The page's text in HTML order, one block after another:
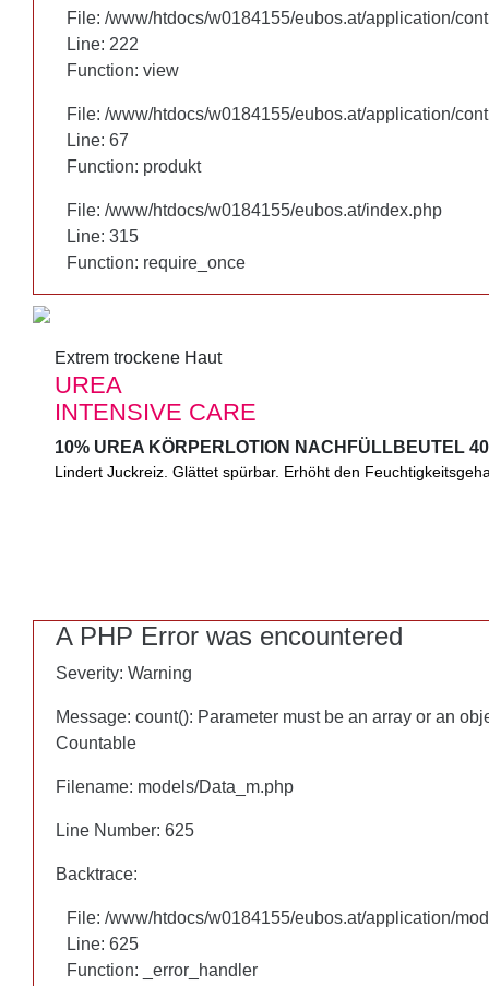
File: /www/htdocs/w0184155/eubos.at/application/
Line: 222
Function: view
File: /www/htdocs/w0184155/eubos.at/application/
Line: 67
Function: produkt
File: /www/htdocs/w0184155/eubos.at/index.php
Line: 315
Function: require_once
Extrem trockene Haut
UREA
INTENSIVE CARE
10% UREA KÖRPERLOTION NACHFÜLLBEUTEL
10% UREA KÖRPERLOTION Lindert Juckreiz. Glättet
File: /www/htdocs/w0184155/eubos.at/application/
Line: 222
Function: view
File: /www/htdocs/w0184155/eubos.at/application/
Line: 67
Function: produkt
File: /www/htdocs/w0184155/eubos.at/index.php
Line: 315
Function: require_once
Extrem trockene Haut
UREA
INTENSIVE CARE
10% UREA KÖRPERLOTION NACHFÜLLBEUTEL
Lindert Juckreiz. Glättet spürbar. Erhöht den
A PHP Error was encountered
Severity: Warning
Message: count(): Parameter must be an array or an
Countable
Filename: models/Data_m.php
Line Number: 625
Backtrace:
File: /www/htdocs/w0184155/eubos.at/application/
Line: 625
Function: _error_handler
A PHP Error was encountered
Severity: Warning
Message: count(): Parameter must be an array or an
Countable
Filename: models/Data_m.php
Line Number: 625
Backtrace:
File: /www/htdocs/w0184155/eubos.at/application/
Line: 625
Function: _error_handler